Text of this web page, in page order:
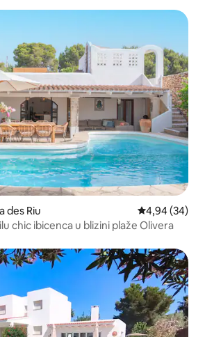
des Riu Prosječna
4,94 (34)
chic ibicenca u blizini plaže Olivera